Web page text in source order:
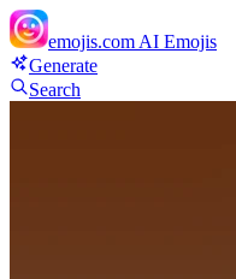
emojis.com AI Emojis
Generate
Search